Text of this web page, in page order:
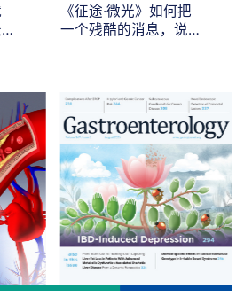
《征途·微光》如何把
一个残酷的消息，说